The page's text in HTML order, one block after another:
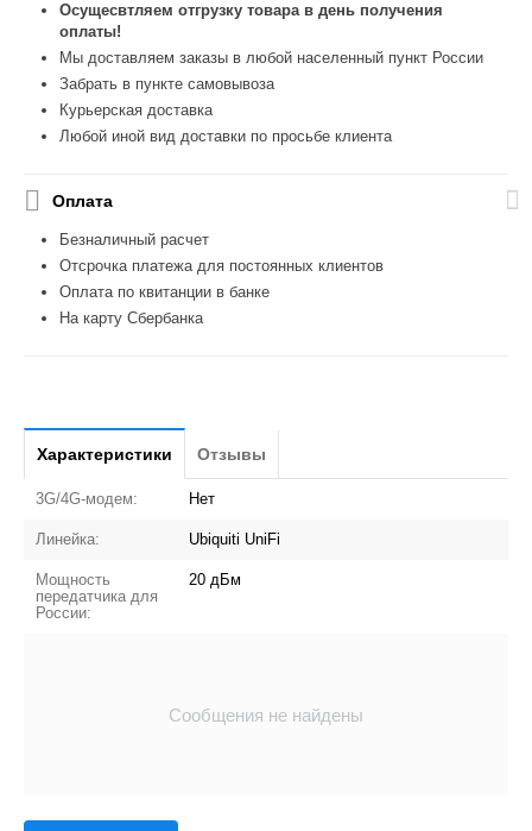
Осущесвтляем отгрузку товара в день получения
оплаты!
Мы доставляем заказы в любой населенный пункт России
Забрать в пункте самовывоза
Курьерская доставка
Любой иной вид доставки по просьбе клиента
Оплата
Безналичный расчет
Отсрочка платежа для постоянных клиентов
Оплата по квитанции в банке
На карту Сбербанка
Характеристики Отзывы
3G/4G-модем: Нет
Линейка: Ubiquiti UniFi
Мощность
передатчика для
России:
20 дБм
Сообщения не найдены